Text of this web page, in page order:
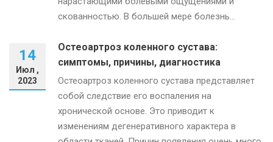
скованностью. В большей мере болезнь...
14
Июл ,
2023
Остеоартроз коленного сустава:
симптомы, причины, диагностика
Остеоартроз коленного сустава представляет
собой следствие его воспаления на
хронической основе. Это приводит к
изменениям дегенеративного характера в